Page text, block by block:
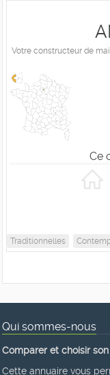
Votre constructeur de
Ce
Traditionnelles
Qui sommes-nous
Comparer et choisir
Cette annuaire vous